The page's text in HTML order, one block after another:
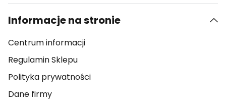
Informacje na stronie
Centrum informacji
Regulamin Sklepu
Polityka prywatności
Dane firmy